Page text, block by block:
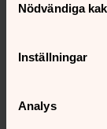
Nödvändiga
Inställningar
Analys
Faktura
Övriga
Församlingen
utläggning av